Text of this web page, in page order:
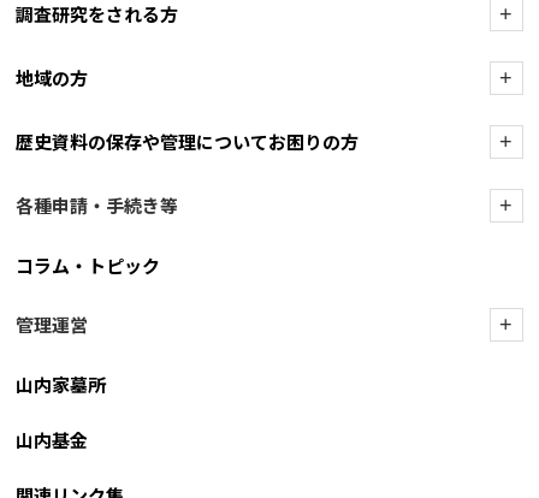
調査研究をされる方 +
地域の方 +
歴史資料の保存や管理についてお困りの方 +
各種申請・手続き等 +
コラム・トピック
管理運営 +
山内家墓所
山内基金